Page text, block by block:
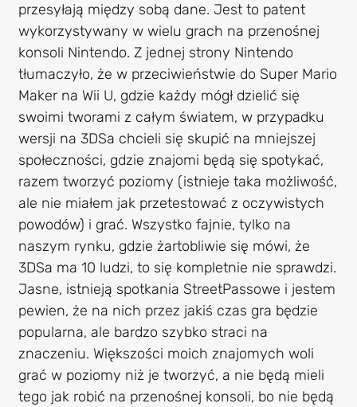
przesyłają między sobą dane. Jest to patent
wykorzystywany w wielu grach na przenośnej
konsoli Nintendo. Z jednej strony Nintendo
tłumaczyło, że w przeciwieństwie do Super Mario
Maker na Wii U, gdzie każdy mógł dzielić się
swoimi tworami z całym światem, w przypadku
wersji na 3DSa chcieli się skupić na mniejszej
społeczności, gdzie znajomi będą się spotykać,
razem tworzyć poziomy (istnieje taka możliwość,
ale nie miałem jak przetestować z oczywistych
powodów) i grać. Wszystko fajnie, tylko na
naszym rynku, gdzie żartobliwie się mówi, że
3DSa ma 10 ludzi, to się kompletnie nie sprawdzi.
Jasne, istnieją spotkania StreetPassowe i jestem
pewien, że na nich przez jakiś czas gra będzie
popularna, ale bardzo szybko straci na
znaczeniu. Większości moich znajomych woli
grać w poziomy niż je tworzyć, a nie będą mieli
tego jak robić na przenośnej konsoli, bo nie będą